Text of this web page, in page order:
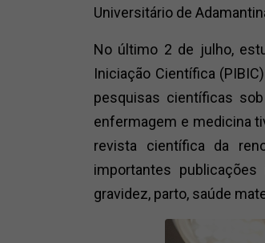
Universitário de
No último 2 de julho,
Iniciação Científica
pesquisas científicas
enfermagem e medicina
revista científica da
importantes
gravidez, parto, saúde